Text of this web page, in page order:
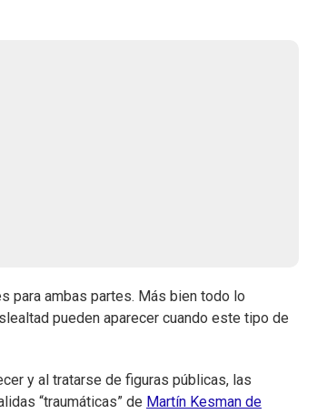
para ambas partes. Más bien todo lo
pueden aparecer cuando este tipo de
y al tratarse de figuras públicas, las
“traumáticas” de Martín Kesman de